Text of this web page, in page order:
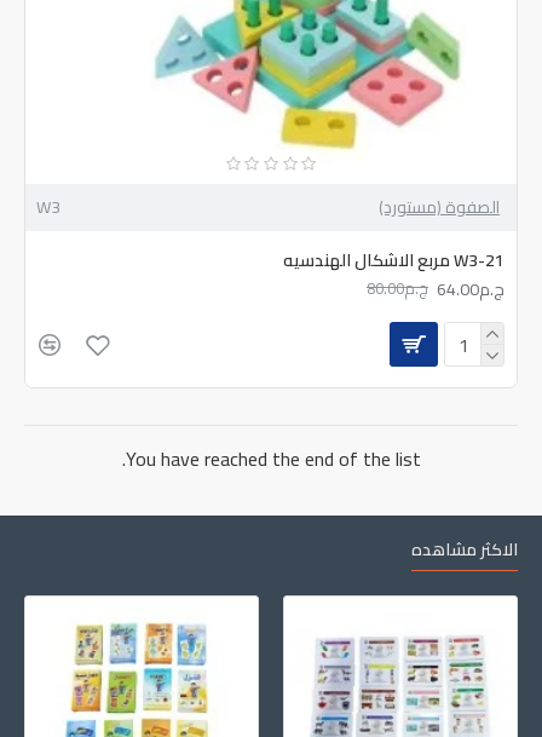
الصفوة (مستورد)
W3
W3-21 مربع الاشكال الهندسيه
ج.م64.00
ج.م80.00
You have reached the end of the list.
الاكثر مشاهده